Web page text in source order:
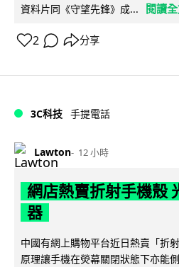
資料片同《守望先鋒》成... 閱讀
2 分享
3C科技 手提電話
Lawton 12 小時
網店熱賣折射手機殼
器
中國有網上購物平台近日熱賣「折
原理讓手機在熒幕關閉狀態下亦能